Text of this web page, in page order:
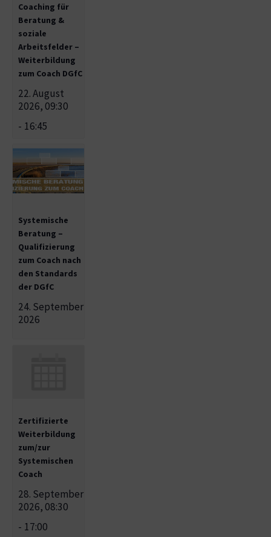
Coaching für
Beratung &
soziale
Arbeitsfelder –
Weiterbildung
zum Coach DGfC
22. August
2026, 09:30
- 16:45
Systemische
Beratung –
Qualifizierung
zum Coach nach
den Standards
der DGfC
24. September
2026
Zertifizierte
Weiterbildung
zum/zur
Systemischen
Coach
28. September
2026, 08:30
- 17:00